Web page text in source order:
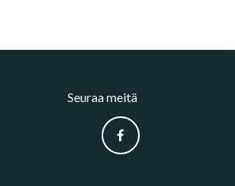
Seuraa meitä